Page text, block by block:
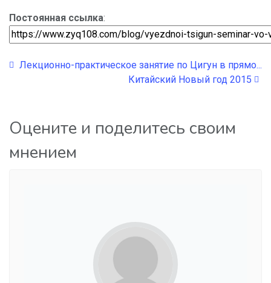
Постоянная ссылка:
Лекционно-практическое занятие по Цигун в прямо...
Китайский Новый год 2015
Оцените и поделитесь своим
мнением